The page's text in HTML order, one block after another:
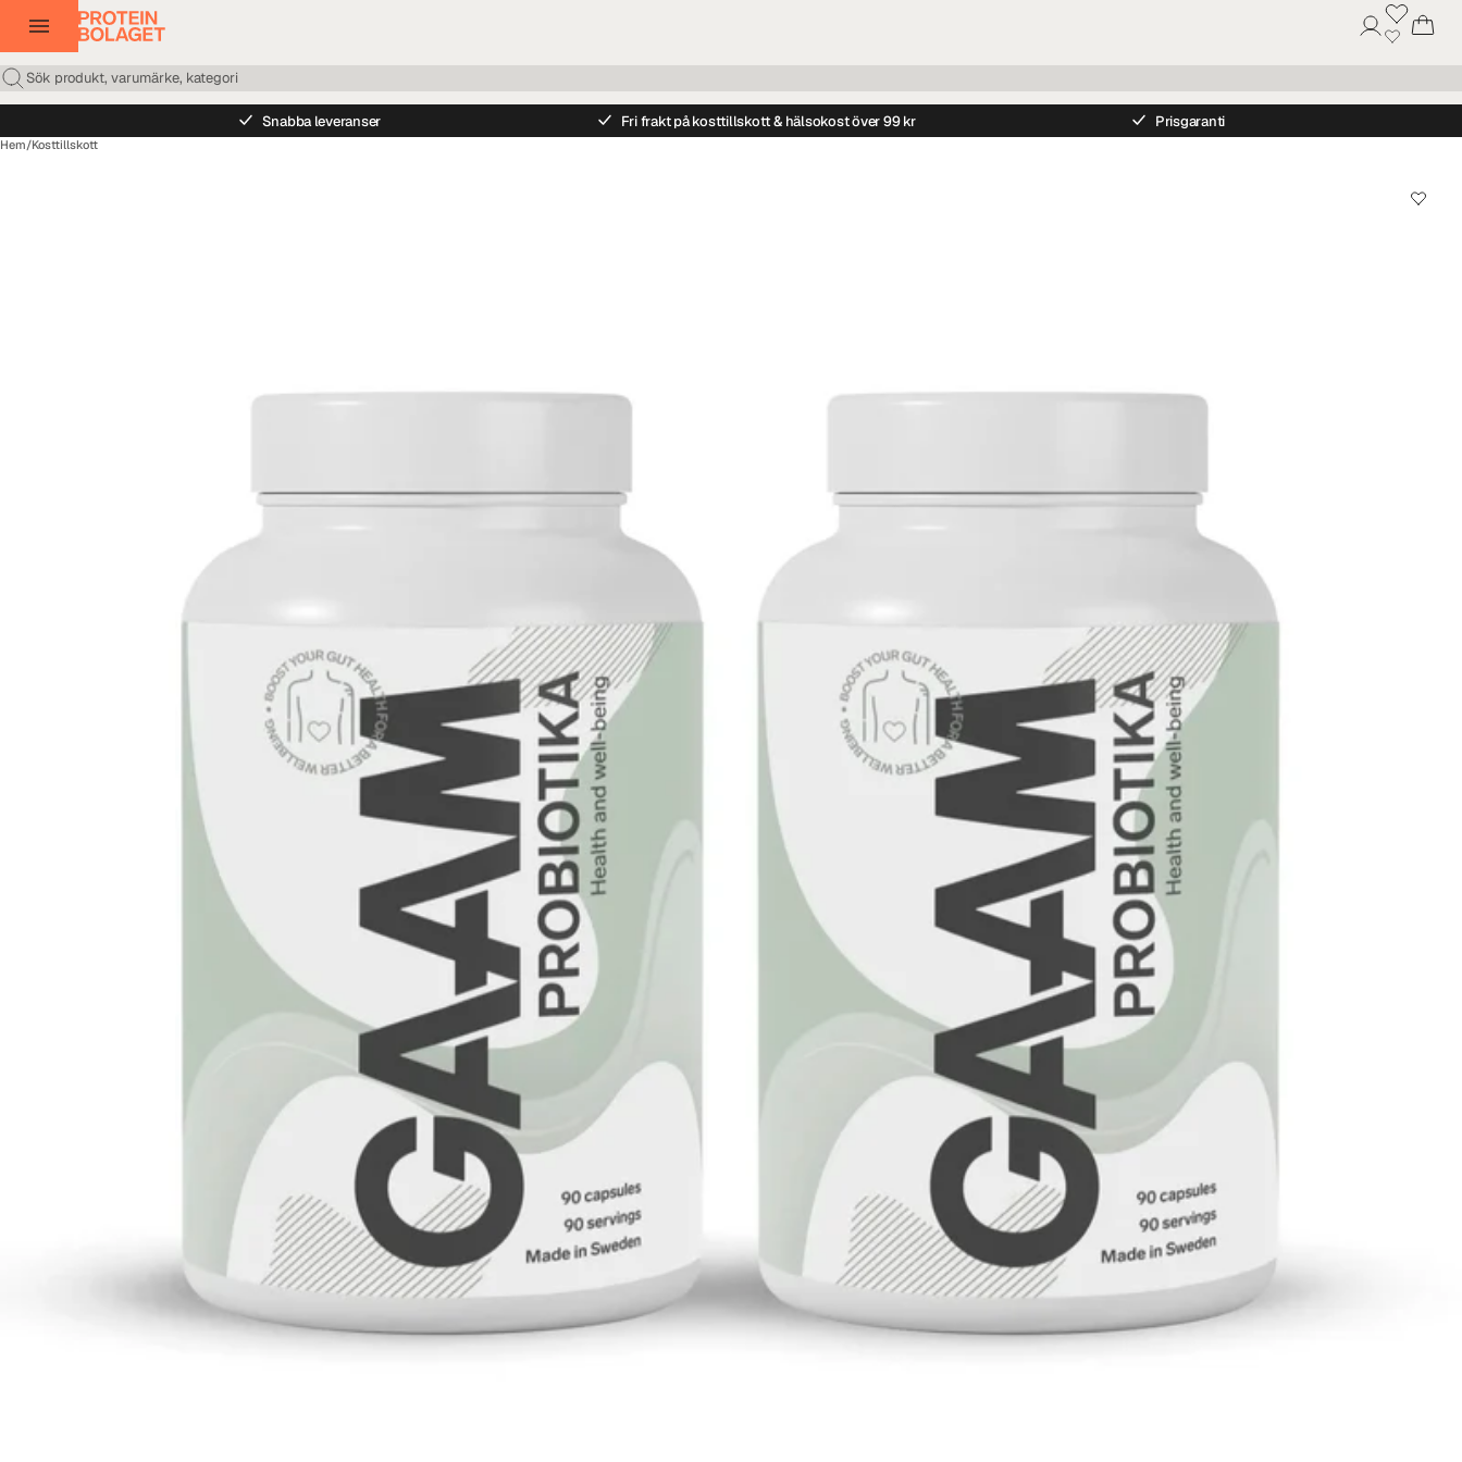
Snabba leveranser Fri frakt på kosttillskott & hälsokost över 99 kr Prisgaranti
Hem/Kosttillskott